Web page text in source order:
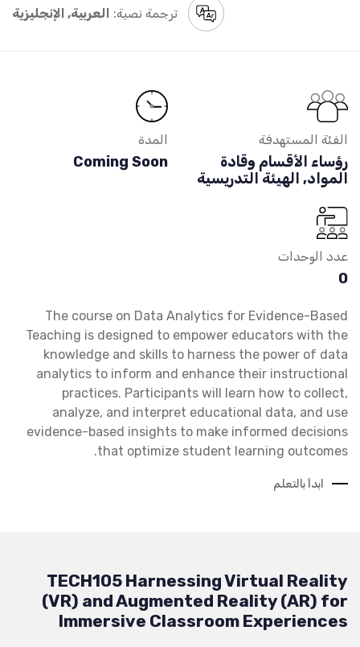
ترجمة نصية: العربية, الإنجليزية
الفئة المستهدفة
رؤساء الأقسام وقادة
المواد, الهيئة التدريسية
المدة
Coming Soon
عدد الوحدات
0
The course on Data Analytics for Evidence-Based
Teaching is designed to empower educators with the
knowledge and skills to harness the power of data
analytics to inform and enhance their instructional
practices. Participants will learn how to collect,
analyze, and interpret educational data, and use
evidence-based insights to make informed decisions
that optimize student learning outcomes.
ابدأ بالتعلم
TECH105 Harnessing Virtual Reality
(VR) and Augmented Reality (AR) for
Immersive Classroom Experiences